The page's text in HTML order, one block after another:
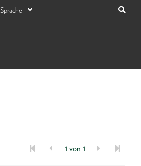
Sprache
1 von 1